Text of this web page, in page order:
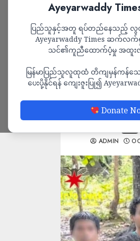
Ayeyarwaddy
ပြည်သူနှင့်အတူ ရပ်တည်နေသည့် လွ
Ayeyarwaddy Times ဆက်လ
သင်၏ကူညီထောက်ပံ့မှု အထူး
မြန်မာပြည်သူလူထုထံ တိကျမှန်ကန်သ
ပေးပို့နိုင်ရန် ကျေးဇူးပြု၍
Donate
Home နတ်ရေကန်စခ
သတင်း
နတ်ရေ
စစ်ကေ
စစ်ကြ
ADMIN